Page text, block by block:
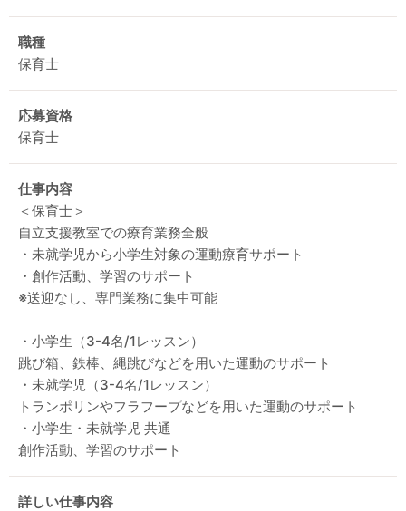
職種
保育士
応募資格
保育士
仕事内容
＜保育士＞
自立支援教室での療育業務全般
・未就学児から小学生対象の運動療育サポート
・創作活動、学習のサポート
※送迎なし、専門業務に集中可能
・小学生（3-4名/1レッスン）
跳び箱、鉄棒、縄跳びなどを用いた運動のサポート
・未就学児（3-4名/1レッスン）
トランポリンやフラフープなどを用いた運動のサポート
・小学生・未就学児 共通
創作活動、学習のサポート
詳しい仕事内容